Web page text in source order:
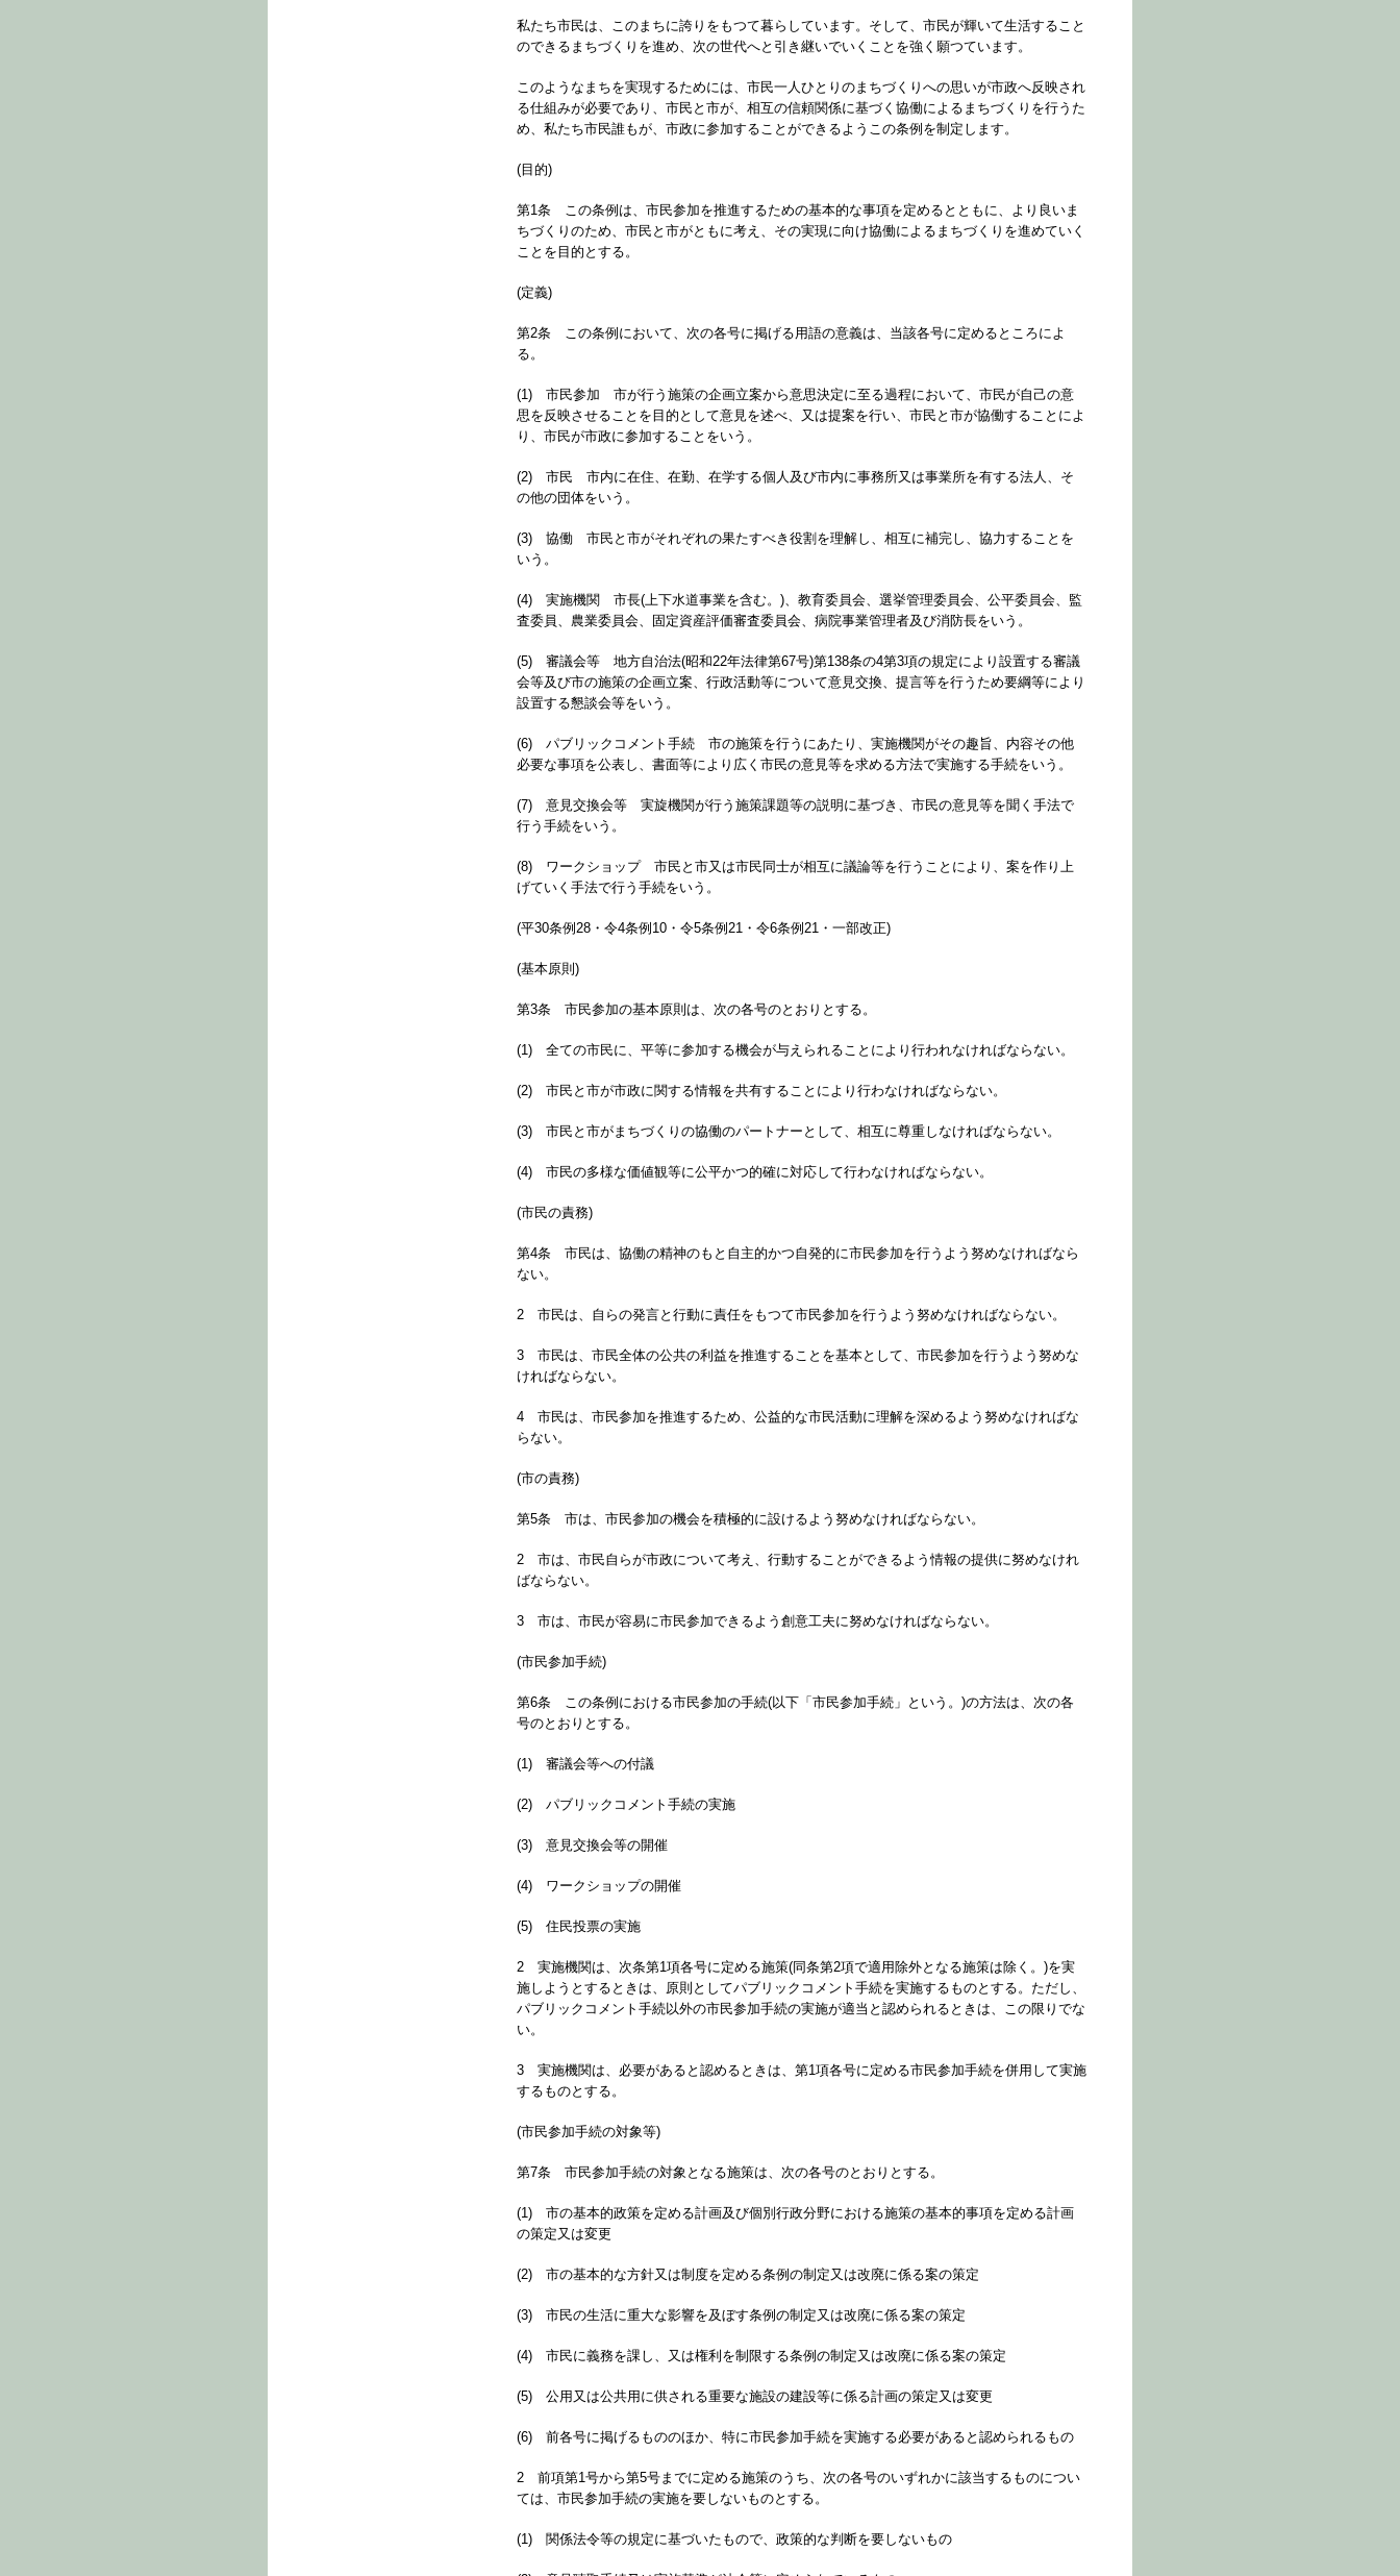
私たち市民は、このまちに誇りをもつて暮らしています。そして、市民が輝いて生活すること
のできるまちづくりを進め、次の世代へと引き継いでいくことを強く願つています。
このようなまちを実現するためには、市民一人ひとりのまちづくりへの思いが市政へ反映され
る仕組みが必要であり、市民と市が、相互の信頼関係に基づく協働によるまちづくりを行うた
め、私たち市民誰もが、市政に参加することができるようこの条例を制定します。
(目的)
第1条 この条例は、市民参加を推進するための基本的な事項を定めるとともに、より良いま
ちづくりのため、市民と市がともに考え、その実現に向け協働によるまちづくりを進めていく
ことを目的とする。
(定義)
第2条 この条例において、次の各号に掲げる用語の意義は、当該各号に定めるところによ
る。
(1) 市民参加 市が行う施策の企画立案から意思決定に至る過程において、市民が自己の意
思を反映させることを目的として意見を述べ、又は提案を行い、市民と市が協働することによ
り、市民が市政に参加することをいう。
(2) 市民 市内に在住、在勤、在学する個人及び市内に事務所又は事業所を有する法人、そ
の他の団体をいう。
(3) 協働 市民と市がそれぞれの果たすべき役割を理解し、相互に補完し、協力することを
いう。
(4) 実施機関 市長(上下水道事業を含む。)、教育委員会、選挙管理委員会、公平委員会、監
査委員、農業委員会、固定資産評価審査委員会、病院事業管理者及び消防長をいう。
(5) 審議会等 地方自治法(昭和22年法律第67号)第138条の4第3項の規定により設置する審議
会等及び市の施策の企画立案、行政活動等について意見交換、提言等を行うため要綱等により
設置する懇談会等をいう。
(6) パブリックコメント手続 市の施策を行うにあたり、実施機関がその趣旨、内容その他
必要な事項を公表し、書面等により広く市民の意見等を求める方法で実施する手続をいう。
(7) 意見交換会等 実旋機関が行う施策課題等の説明に基づき、市民の意見等を聞く手法で
行う手続をいう。
(8) ワークショップ 市民と市又は市民同士が相互に議論等を行うことにより、案を作り上
げていく手法で行う手続をいう。
(平30条例28・令4条例10・令5条例21・令6条例21・一部改正)
(基本原則)
第3条 市民参加の基本原則は、次の各号のとおりとする。
(1) 全ての市民に、平等に参加する機会が与えられることにより行われなければならない。
(2) 市民と市が市政に関する情報を共有することにより行わなければならない。
(3) 市民と市がまちづくりの協働のパートナーとして、相互に尊重しなければならない。
(4) 市民の多様な価値観等に公平かつ的確に対応して行わなければならない。
(市民の責務)
第4条 市民は、協働の精神のもと自主的かつ自発的に市民参加を行うよう努めなければなら
ない。
2 市民は、自らの発言と行動に責任をもつて市民参加を行うよう努めなければならない。
3 市民は、市民全体の公共の利益を推進することを基本として、市民参加を行うよう努めな
ければならない。
4 市民は、市民参加を推進するため、公益的な市民活動に理解を深めるよう努めなければな
らない。
(市の責務)
第5条 市は、市民参加の機会を積極的に設けるよう努めなければならない。
2 市は、市民自らが市政について考え、行動することができるよう情報の提供に努めなけれ
ばならない。
3 市は、市民が容易に市民参加できるよう創意工夫に努めなければならない。
(市民参加手続)
第6条 この条例における市民参加の手続(以下「市民参加手続」という。)の方法は、次の各
号のとおりとする。
(1) 審議会等への付議
(2) パブリックコメント手続の実施
(3) 意見交換会等の開催
(4) ワークショップの開催
(5) 住民投票の実施
2 実施機関は、次条第1項各号に定める施策(同条第2項で適用除外となる施策は除く。)を実
施しようとするときは、原則としてパブリックコメント手続を実施するものとする。ただし、
パブリックコメント手続以外の市民参加手続の実施が適当と認められるときは、この限りでな
い。
3 実施機関は、必要があると認めるときは、第1項各号に定める市民参加手続を併用して実施
するものとする。
(市民参加手続の対象等)
第7条 市民参加手続の対象となる施策は、次の各号のとおりとする。
(1) 市の基本的政策を定める計画及び個別行政分野における施策の基本的事項を定める計画
の策定又は変更
(2) 市の基本的な方針又は制度を定める条例の制定又は改廃に係る案の策定
(3) 市民の生活に重大な影響を及ぼす条例の制定又は改廃に係る案の策定
(4) 市民に義務を課し、又は権利を制限する条例の制定又は改廃に係る案の策定
(5) 公用又は公共用に供される重要な施設の建設等に係る計画の策定又は変更
(6) 前各号に掲げるもののほか、特に市民参加手続を実施する必要があると認められるもの
2 前項第1号から第5号までに定める施策のうち、次の各号のいずれかに該当するものについ
ては、市民参加手続の実施を要しないものとする。
(1) 関係法令等の規定に基づいたもので、政策的な判断を要しないもの